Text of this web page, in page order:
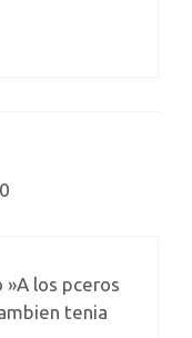
los pceros
tenia